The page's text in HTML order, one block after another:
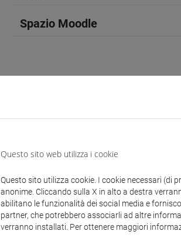
Spazio Moodle
Docenti
TAŞBAŞ Fatih Alper - 30h
Materiali didattici
Questo sito web utilizza i cookie
Questo sito utilizza cookie. I cookie necessari
anonime. Cliccando sulla X in alto a destra
abilitano le funzionalità dei social media e
partner, che potrebbero associarli ad altre
verranno installati. Per ottenere maggiori